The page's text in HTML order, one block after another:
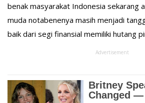
benak masyarakat Indonesia sekarang
muda notabenenya masih menjadi
baik dari segi finansial memiliki hutang
Advertisement